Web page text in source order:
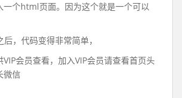
一个html页面。因为这个就是一个可以
，代码变得非常简单，
会员查看，加入VIP会员请查看首页头
微信